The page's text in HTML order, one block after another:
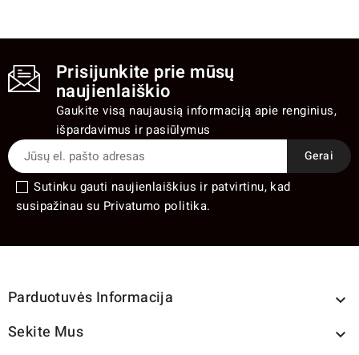
Prisijunkite prie mūsų
naujienlaiškio
Gaukite visą naujausią informaciją apie renginius,
išpardavimus ir pasiūlymus
Sutinku gauti naujienlaiškius ir patvirtinu, kad
susipažinau su Privatumo politika.
Parduotuvės Informacija 
Sekite Mus 